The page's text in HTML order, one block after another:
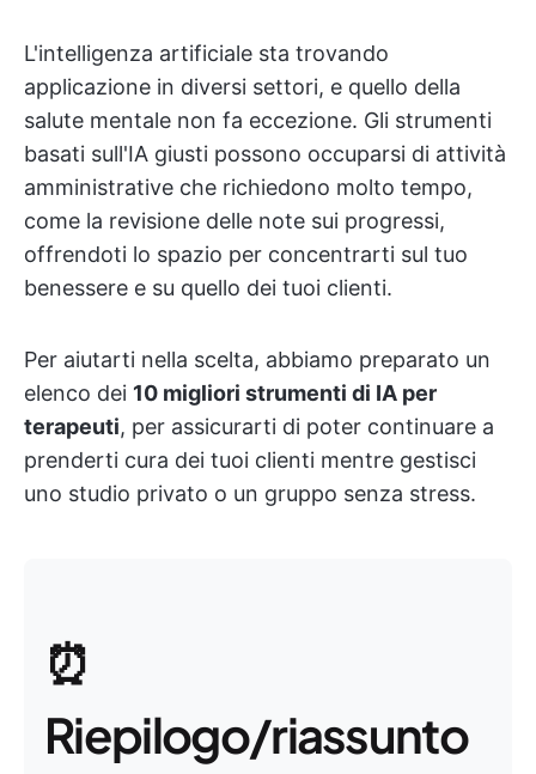
L'intelligenza artificiale sta trovando
applicazione in diversi settori, e quello della
salute mentale non fa eccezione. Gli strumenti
basati sull'IA giusti possono occuparsi di attività
amministrative che richiedono molto tempo,
come la revisione delle note sui progressi,
offrendoti lo spazio per concentrarti sul tuo
benessere e su quello dei tuoi clienti.
Per aiutarti nella scelta, abbiamo preparato un
elenco dei 10 migliori strumenti di IA per
terapeuti, per assicurarti di poter continuare a
prenderti cura dei tuoi clienti mentre gestisci
uno studio privato o un gruppo senza stress.
⏰
Riepilogo/riassunto